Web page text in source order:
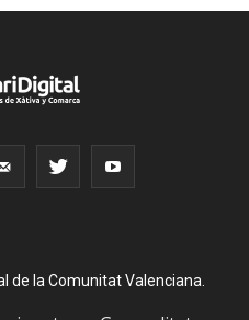
de la Comunitat Valenciana.